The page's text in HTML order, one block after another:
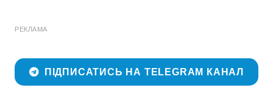
РЕКЛАМА
ПІДПИСАТИСЬ НА TELEGRAM КАНАЛ